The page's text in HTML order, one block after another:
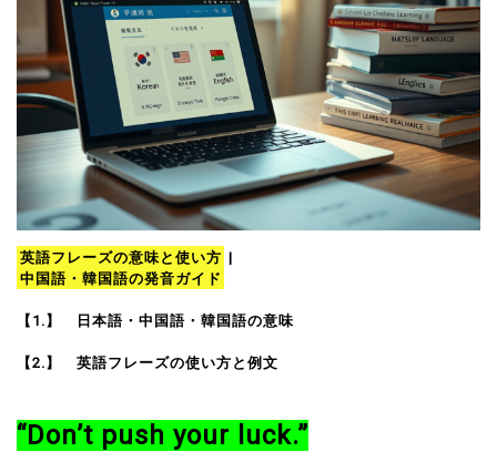
英語フレーズの意味と使い方 |
中国語・韓国語の発音ガイド
【1.】 日本語・中国語・韓国語の意味
【2.】 英語フレーズの使い方と例文
“Don’t push your luck.”